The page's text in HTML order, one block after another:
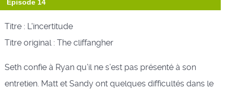
Épisode 14
Titre : L'incertitude
Titre original : The cliffangher
Seth confie à Ryan qu’il ne s’est pas présenté à son
entretien. Matt et Sandy ont quelques difficultés dans le